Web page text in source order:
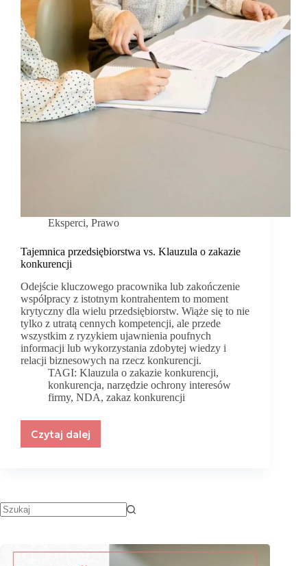
Eksperci, Prawo
Tajemnica przedsiębiorstwa vs. Klauzula o zakazie
konkurencji
Odejście kluczowego pracownika lub zakończenie
współpracy z istotnym kontrahentem to moment
krytyczny dla wielu przedsiębiorstw. Wiąże się to nie
tylko z utratą cennych kompetencji, ale przede
wszystkim z ryzykiem ujawnienia poufnych
informacji lub wykorzystania zdobytej wiedzy i
relacji biznesowych na rzecz konkurencji.
TAGI: Klauzula o zakazie konkurencji,
konkurencja, narzędzie ochrony interesów
firmy, NDA, zakaz konkurencji
Czytaj dalej
Tajemnica
zakazie
konkurencji